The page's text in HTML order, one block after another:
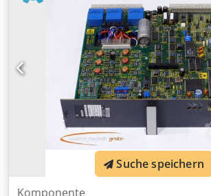
Komponente
Suche speichern